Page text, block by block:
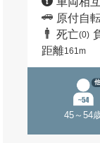
原付自
死亡(0)
距離161m
45～54
他